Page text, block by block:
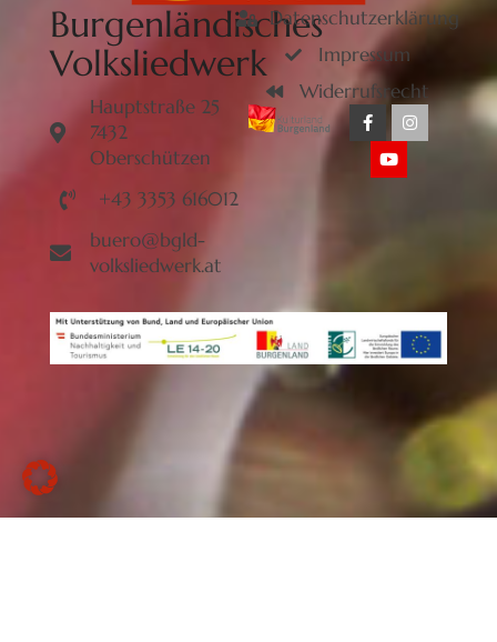
Burgenländisches
Volksliedwerk
Hauptstraße 25
7432
Oberschützen
+43 3353 616012
buero@bgld-
volksliedwerk.at
Datenschutzerklärung
Impressum
Widerrufsrecht